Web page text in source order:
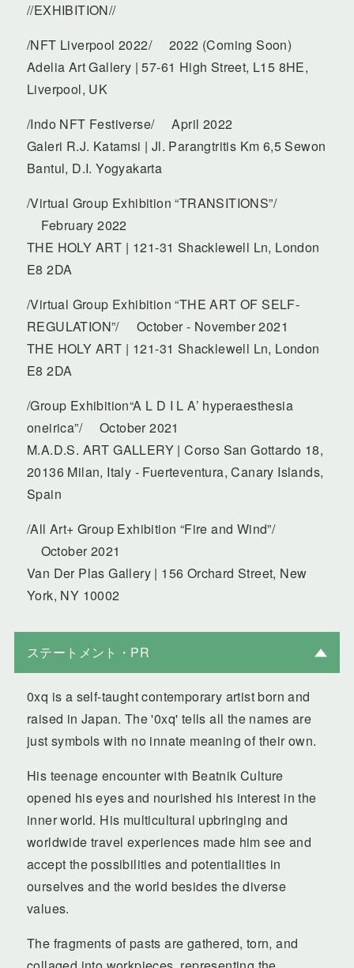
//EXHIBITION//
/NFT Liverpool 2022/ 2022 (Coming Soon)
Adelia Art Gallery | 57-61 High Street, L15 8HE,
Liverpool, UK
/Indo NFT Festiverse/ April 2022
Galeri R.J. Katamsi | Jl. Parangtritis Km 6,5 Sewon
Bantul, D.I. Yogyakarta
/Virtual Group Exhibition “TRANSITIONS”/
February 2022
THE HOLY ART | 121-31 Shacklewell Ln, London
E8 2DA
/Virtual Group Exhibition “THE ART OF SELF-
REGULATION”/ October - November 2021
THE HOLY ART | 121-31 Shacklewell Ln, London
E8 2DA
/Group Exhibition“A L D I L A’ hyperaesthesia
oneirica”/ October 2021
M.A.D.S. ART GALLERY | Corso San Gottardo 18,
20136 Milan, Italy - Fuerteventura, Canary Islands,
Spain
/All Art+ Group Exhibition “Fire and Wind”/
October 2021
Van Der Plas Gallery | 156 Orchard Street, New
York, NY 10002
ステートメント・PR
0xq is a self-taught contemporary artist born and
raised in Japan. The '0xq' tells all the names are
just symbols with no innate meaning of their own.
His teenage encounter with Beatnik Culture
opened his eyes and nourished his interest in the
inner world. His multicultural upbringing and
worldwide travel experiences made him see and
accept the possibilities and potentialities in
ourselves and the world besides the diverse
values.
The fragments of pasts are gathered, torn, and